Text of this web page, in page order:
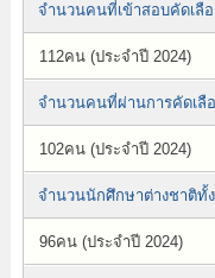
จำนวนคนที่เข้าสอบคัดเลื
112คน (ประจำปี 2024)
จำนวนคนที่ผ่านการคัดเลื
102คน (ประจำปี 2024)
จำนวนนักศึกษาต่างชาติทั้
96คน (ประจำปี 2024)